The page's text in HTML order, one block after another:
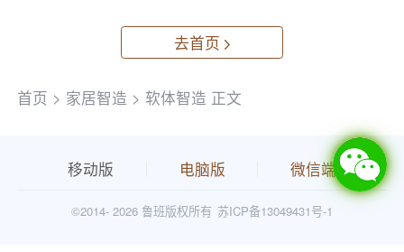
去首页
首页 > 家居智造 >软体智造 正文
移动版 电脑版 微信端
©2014-2026 鲁班版权所有 苏ICP备13049431号-1